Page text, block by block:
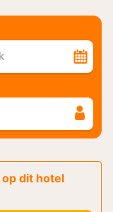
dit hotel